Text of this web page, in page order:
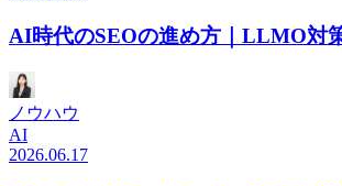
AI時代のSEOの進め方｜LLMO対
ノウハウ
AI
2026.06.17